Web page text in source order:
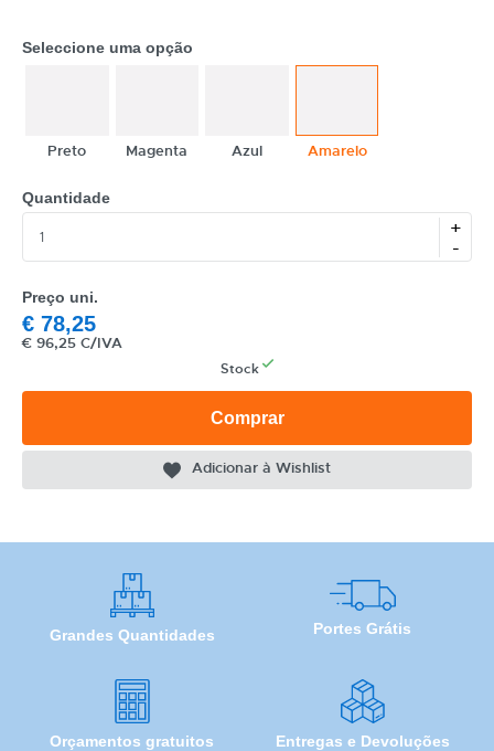
Seleccione uma opção
Preto Magenta Azul Amarelo
Quantidade
+
-
Preço uni.
€ 78,25
€ 96,25 C/IVA
Stock
Comprar
Adicionar à Wishlist
Grandes Quantidades Portes Grátis
Orçamentos gratuitos Entregas e Devoluções
EAN
MODELO